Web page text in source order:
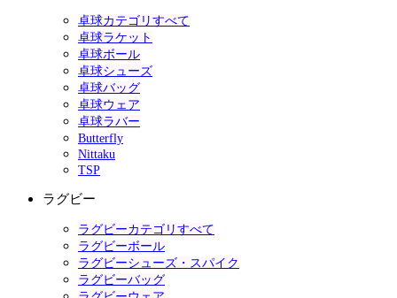
卓球カテゴリすべて
卓球ラケット
卓球ボール
卓球シューズ
卓球バッグ
卓球ウェア
卓球ラバー
Butterfly
Nittaku
TSP
ラグビー
ラグビーカテゴリすべて
ラグビーボール
ラグビーシューズ・スパイク
ラグビーバッグ